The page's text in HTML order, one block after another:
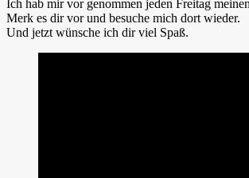
Ich hab mir vor genommen jeden Freitag
Merk es dir vor und besuche mich dort wieder.
Und jetzt wünsche ich dir viel Spaß.